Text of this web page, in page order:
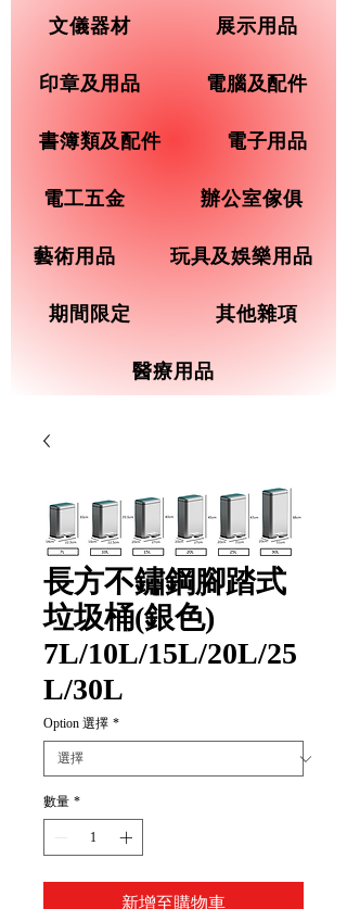
文儀器材 展示用品
印章及用品 電腦及配件
書簿類及配件 電子用品
電工五金 辦公室傢俱
藝術用品 玩具及娛樂用品
期間限定 其他雜項
醫療用品
長方不鏽鋼腳踏式
垃圾桶(銀色)
7L/10L/15L/20L/25
L/30L
Option 選擇 *
數量 *
新增至購物車